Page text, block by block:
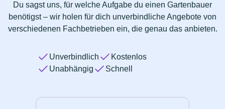
Du sagst uns, für welche Aufgabe du einen Gartenbauer
benötigst – wir holen für dich unverbindliche Angebote von
verschiedenen Fachbetrieben ein, die genau das anbieten.
Unverbindlich
Kostenlos
Unabhängig
Schnell